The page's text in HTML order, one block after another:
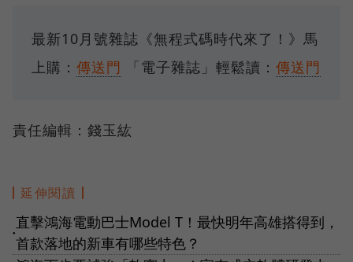
最新10月號雜誌《無程式碼時代來了！》馬
上購： 傳送門 「電子雜誌」輕鬆讀： 傳送門
責任編輯：錢玉紘
延伸閱讀
●
直擊鴻海電動巴士Model T！最快明年高雄搭得到，
首款落地的新車有哪些特色？